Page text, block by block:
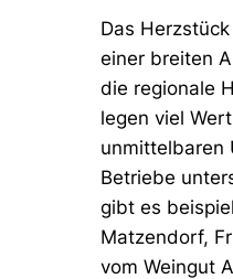
Das
einer breiten
die regionale
legen viel
unmittelbaren
Betriebe
gibt es
Matzendorf,
vom Weingut